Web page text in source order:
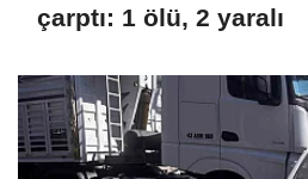
çarptı: 1 ölü, 2 yaralı